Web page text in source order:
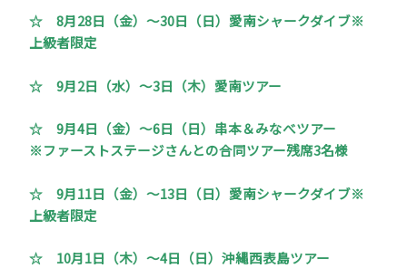
☆ 8月28日（金）～30日（日）愛南シャークダイブ※
上級者限定
☆ 9月2日（水）～3日（木）愛南ツアー
☆ 9月4日（金）～6日（日）串本＆みなべツアー
※ファーストステージさんとの合同ツアー残席3名様
☆ 9月11日（金）～13日（日）愛南シャークダイブ※
上級者限定
☆ 10月1日（木）～4日（日）沖縄西表島ツアー